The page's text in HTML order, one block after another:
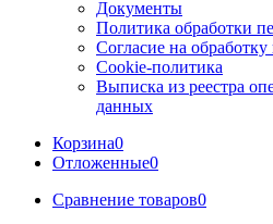
Документы
Политика обработки
Согласие на
Cookie-политика
Выписка из реестра
данных
Корзина0
Отложенные0
Сравнение товаров0